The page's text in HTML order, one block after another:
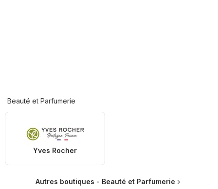
Beauté et Parfumerie
Yves Rocher
Autres boutiques - Beauté et Parfumerie